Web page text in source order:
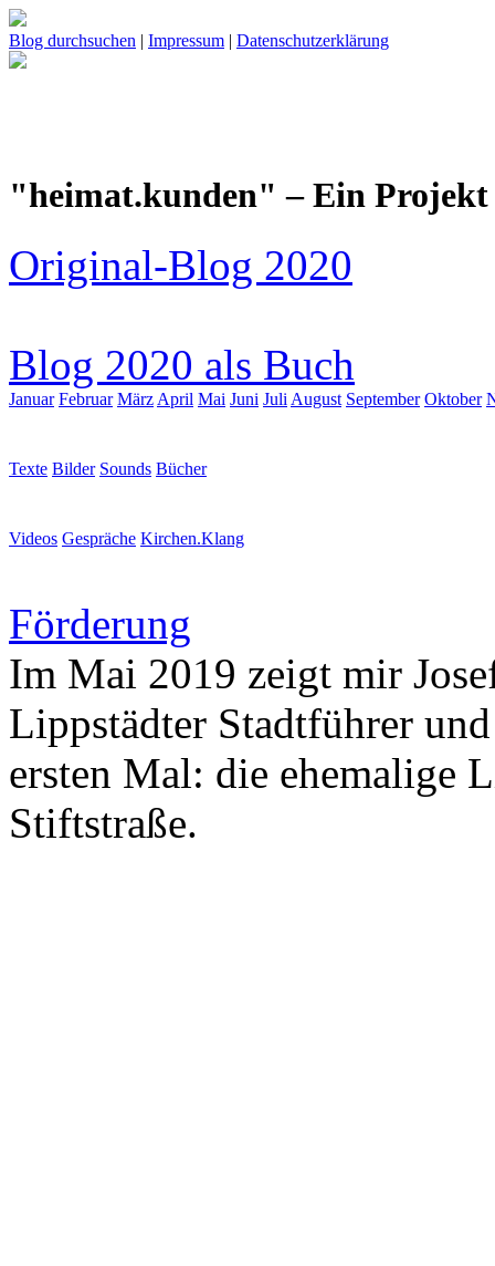
Blog durchsuchen | Impressum | Datenschutzerklärung
"heimat.kunden" – Ein
Original-Blog 2020
Blog 2020 als Buch
Januar Februar März April Mai Juni Juli August September Oktober
Texte Bilder Sounds Bücher
Videos Gespräche Kirchen.Klang
Förderung
Im Mai 2019 zeigt mir
Lippstädter Stadtführer
ersten Mal: die ehemalige
Stiftstraße.